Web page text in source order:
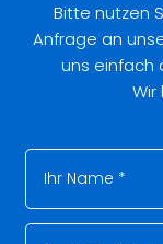
Bitte nutzen
Anfrage an
uns einfach
Wir